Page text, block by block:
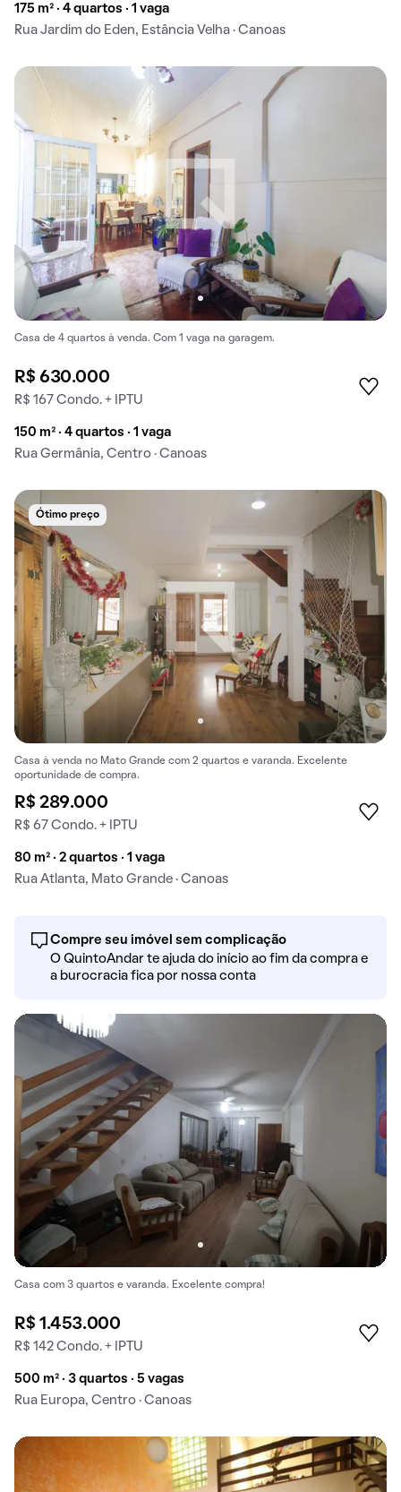
175 m² · 4 quartos · 1 vaga
Rua Jardim do Eden, Estância Velha · Canoas
Casa de 4 quartos à venda. Com 1 vaga na garagem.
R$ 630.000
R$ 167 Condo. + IPTU
150 m² · 4 quartos · 1 vaga
Rua Germânia, Centro · Canoas
Ótimo preço
Casa à venda no Mato Grande com 2 quartos e varanda. Excelente
oportunidade de compra.
R$ 289.000
R$ 67 Condo. + IPTU
80 m² · 2 quartos · 1 vaga
Rua Atlanta, Mato Grande · Canoas
Compre seu imóvel sem complicação
O QuintoAndar te ajuda do início ao fim da compra e
a burocracia fica por nossa conta
Casa com 3 quartos e varanda. Excelente compra!
R$ 1.453.000
R$ 142 Condo. + IPTU
500 m² · 3 quartos · 5 vagas
Rua Europa, Centro · Canoas